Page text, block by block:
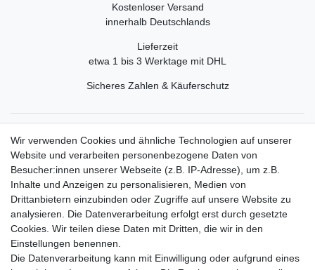
Kostenloser Versand
innerhalb Deutschlands
Lieferzeit
etwa 1 bis 3 Werktage mit DHL
Sicheres Zahlen & Käuferschutz
Rechtliche Informationen
Widerrufsrecht
Widerrufsformular
Datenschutzerklärung
AGB
Impressum
Wir verwenden Cookies und ähnliche Technologien auf unserer
Website und verarbeiten personenbezogene Daten von
Besucher:innen unserer Webseite (z.B. IP-Adresse), um z.B.
Inhalte und Anzeigen zu personalisieren, Medien von
Drittanbietern einzubinden oder Zugriffe auf unsere Website zu
analysieren. Die Datenverarbeitung erfolgt erst durch gesetzte
Cookies. Wir teilen diese Daten mit Dritten, die wir in den
Einstellungen benennen.
Die Datenverarbeitung kann mit Einwilligung oder aufgrund eines